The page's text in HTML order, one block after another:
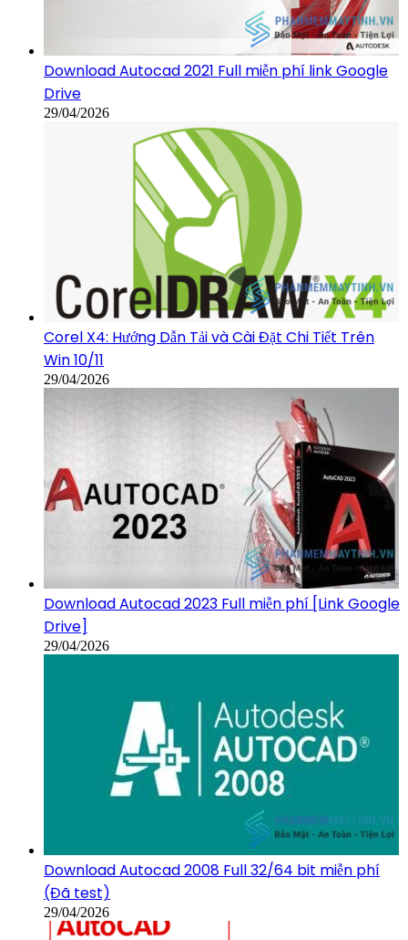
Download Autocad 2021 Full miễn phí link Google
Drive
29/04/2026
Corel X4: Hướng Dẫn Tải và Cài Đặt Chi Tiết Trên
Win 10/11
29/04/2026
Download Autocad 2023 Full miễn phí [Link Google
Drive]
29/04/2026
Download Autocad 2008 Full 32/64 bit miễn phí
(Đã test)
29/04/2026